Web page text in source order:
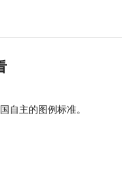
自主的图例标准。